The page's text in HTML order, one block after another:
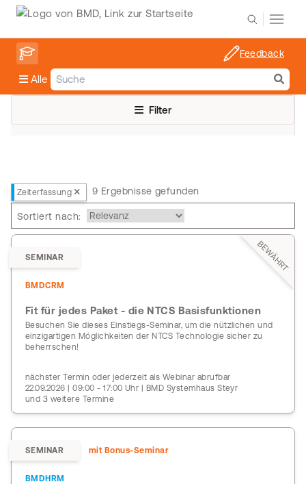
Alle
Feedback
Filter
Zeiterfassung 9 Ergebnisse gefunden
Sortiert nach:
BEWÄHRT
SEMINAR
BMDCRM
Fit für jedes Paket - die NTCS Basisfunktionen
Besuchen Sie dieses Einstiegs-Seminar, um die nützlichen und
einzigartigen Möglichkeiten der NTCS Technologie sicher zu
beherrschen!
nächster Termin oder jederzeit als Webinar abrufbar
22.09.2026 | 09:00 - 17:00 Uhr | BMD Systemhaus Steyr
und 3 weitere Termine
SEMINAR mit Bonus-Seminar
BMDHRM